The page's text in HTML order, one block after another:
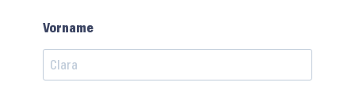
Vorname